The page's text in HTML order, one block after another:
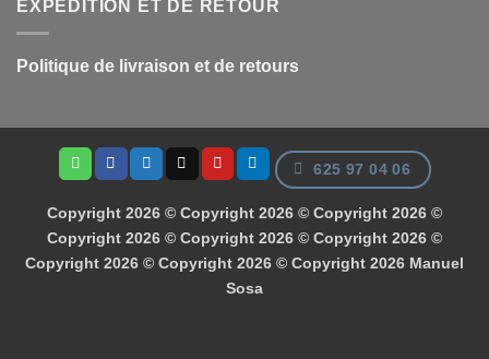
EXPÉDITION ET DE RETOUR
Politique de livraison et de retours
625 97 04 06
Copyright 2026 © Copyright 2026 © Copyright 2026 ©
Copyright 2026 © Copyright 2026 © Copyright 2026 ©
Copyright 2026 © Copyright 2026 © Copyright 2026 Manuel
Sosa